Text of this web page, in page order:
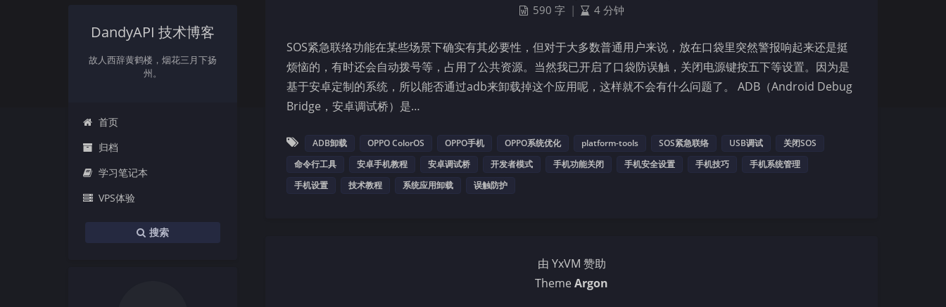
夜间模式
DandyAPI 技术博客
故人西辞黄鹤楼，烟花三月下扬
州。
首页
归档
学习笔记本
VPS体验
搜索
590 字 | 4 分钟
SOS紧急联络功能在某些场景下确实有其必要性，但对于大多数普通用户来说，放在口袋里突然警报响起来还是挺
烦恼的，有时还会自动拨号等，占用了公共资源。当然我已开启了口袋防误触，关闭电源键按五下等设置。因为是
基于安卓定制的系统，所以能否通过adb来卸载掉这个应用呢，这样就不会有什么问题了。 ADB（Android Debug
Bridge，安卓调试桥）是…
ADB卸载 OPPO ColorOS OPPO手机 OPPO系统优化 platform-tools SOS紧急联络 USB调试
关闭SOS
命令行工具
安卓手机教程 安卓调试桥 开发者模式 手机功能关闭 手机安全设置 手机技巧
手机系统管理
手机设置
技术教程 系统应用卸载 误触防护
由 YxVM 赞助
ThemeArgon